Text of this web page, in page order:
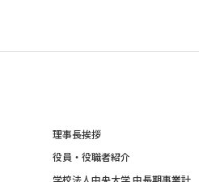
理事長挨拶
役員・役職者紹介